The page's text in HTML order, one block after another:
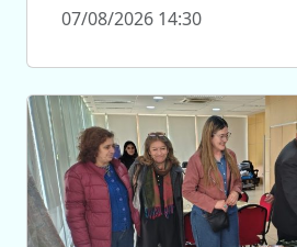
07/08/2026 14:30